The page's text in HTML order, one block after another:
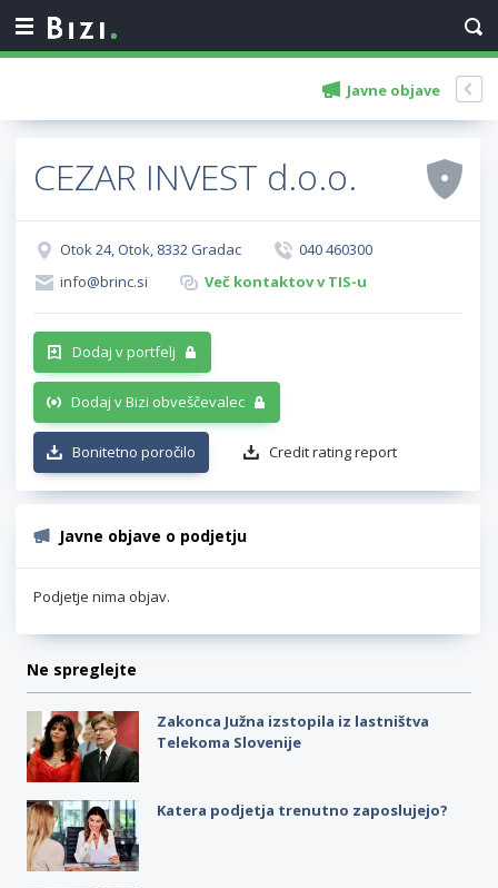
Javne objave
CEZAR INVEST d.o.o.
Otok 24, Otok, 8332 Gradac
040 460300
info@brinc.si
Več kontaktov v TIS-u
Dodaj v portfelj
Dodaj v Bizi obveščevalec
Bonitetno poročilo Credit rating report
Javne objave o podjetju
Podjetje nima objav.
Ne spreglejte
Zakonca Južna izstopila iz lastništva
Telekoma Slovenije
Katera podjetja trenutno zaposlujejo?